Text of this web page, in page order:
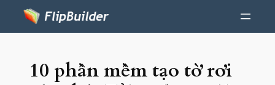
10 phần mềm tạo tờ rơi